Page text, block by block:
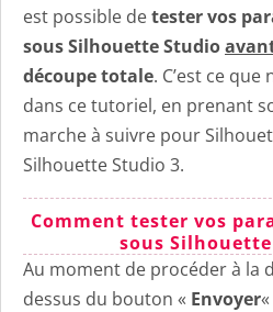
est possible detester vos
sous Silhouette Studio
découpe totale. C’est ce
dans ce tutoriel, en prenant
marche à suivre pour
Silhouette Studio 3.
Comment tester vos
sous
Au moment de procéder à la
dessus du bouton « Envoyer